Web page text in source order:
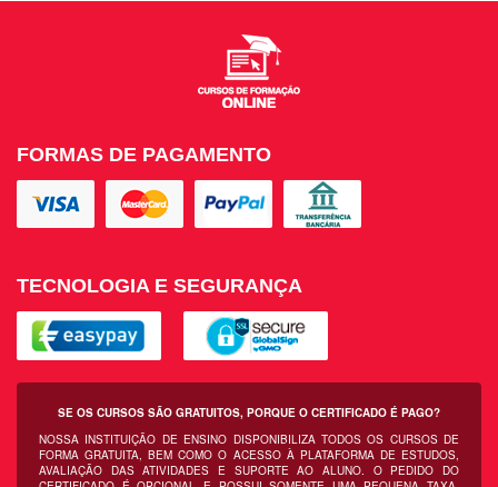
FORMAS DE PAGAMENTO
TECNOLOGIA E SEGURANÇA
SE OS CURSOS SÃO GRATUITOS, PORQUE O CERTIFICADO É PAGO?
NOSSA INSTITUIÇÃO DE ENSINO DISPONIBILIZA TODOS OS CURSOS DE
FORMA GRATUITA, BEM COMO O ACESSO À PLATAFORMA DE ESTUDOS,
AVALIAÇÃO DAS ATIVIDADES E SUPORTE AO ALUNO. O PEDIDO DO